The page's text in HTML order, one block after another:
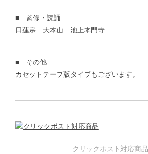
■ 監修・読誦
日蓮宗 大本山 池上本門寺
■ その他
カセットテープ版タイプもございます。
クリックポスト対応商品